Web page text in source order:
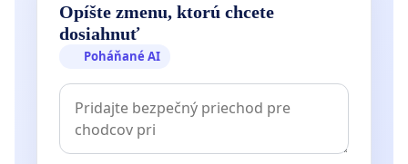
Opíšte zmenu, ktorú chcete
dosiahnuť
Poháňané AI